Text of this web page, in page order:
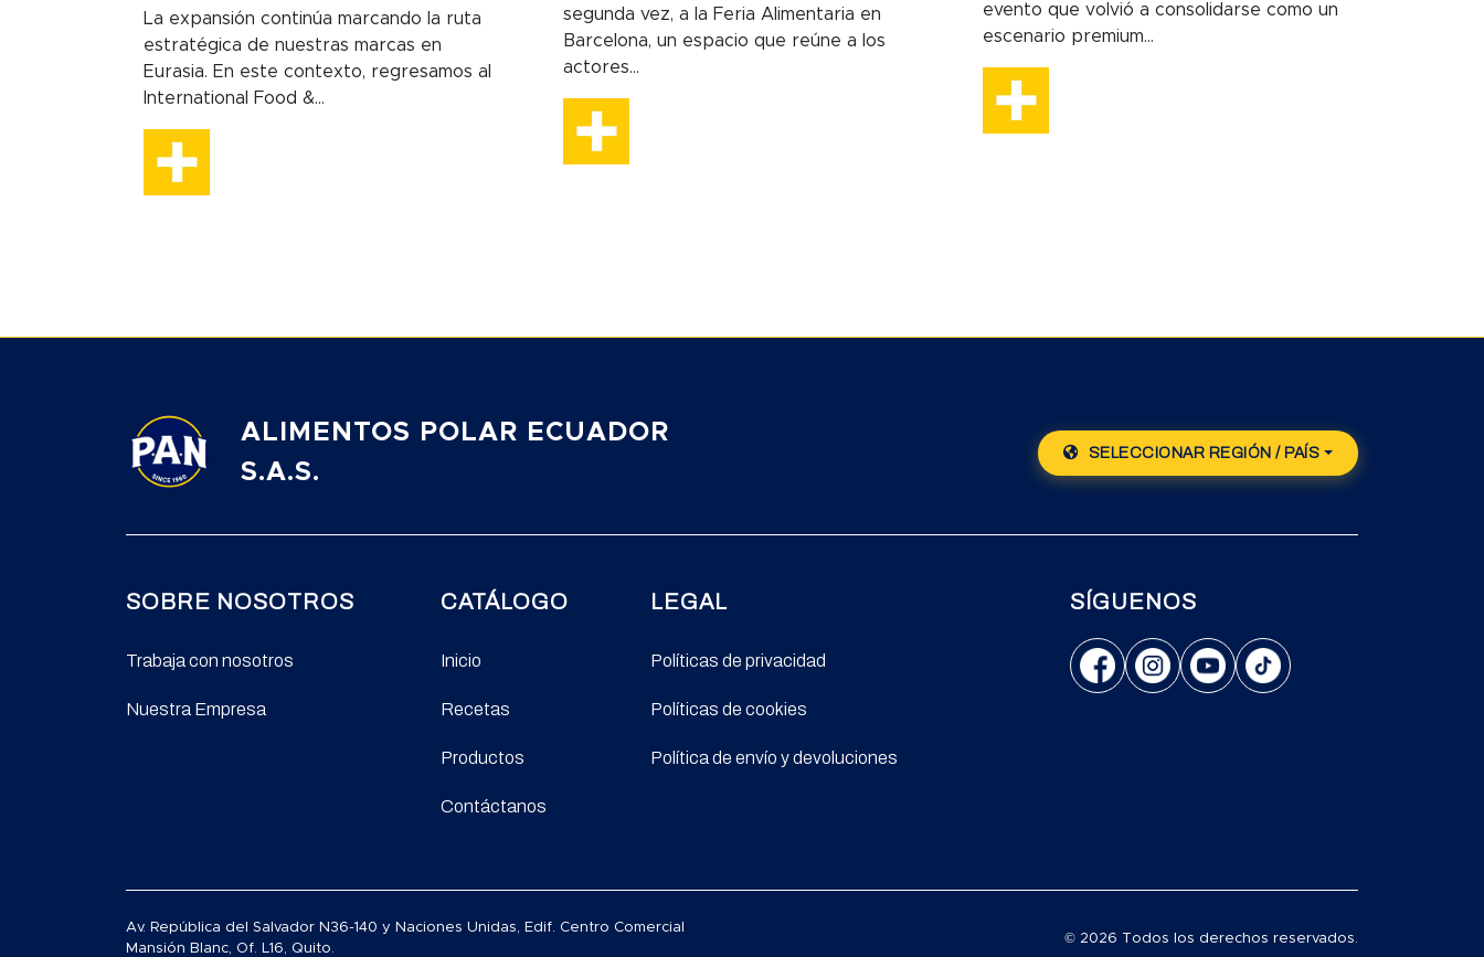
La expansión continúa marcando la ruta
estratégica de nuestras marcas en
Eurasia. En este contexto, regresamos al
International Food &...
segunda vez, a la Feria Alimentaria en
Barcelona, un espacio que reúne a los
actores...
evento que volvió a consolidarse como un
escenario premium...
ALIMENTOS POLAR ECUADOR
S.A.S.
SELECCIONAR REGIÓN / PAÍS
SOBRE NOSOTROS
Trabaja con nosotros
Nuestra Empresa
CATÁLOGO
Inicio
Recetas
Productos
Contáctanos
LEGAL
Políticas de privacidad
Políticas de cookies
Política de envío y devoluciones
SÍGUENOS
Av. República del Salvador N36-140 y Naciones Unidas, Edif. Centro Comercial
Mansión Blanc, Of. L16, Quito.
© 2026 Todos los derechos reservados.